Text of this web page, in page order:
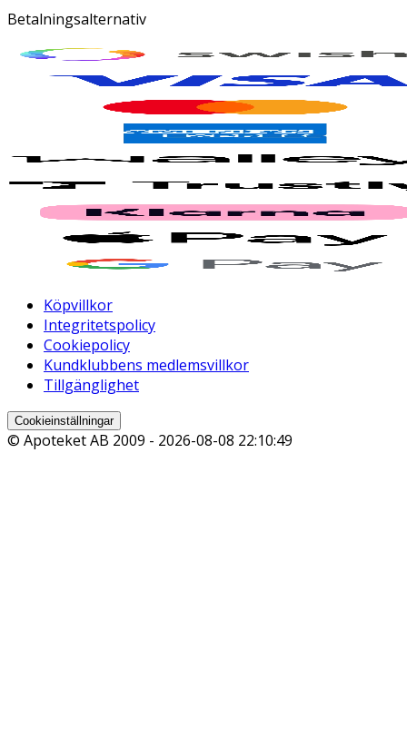
Betalningsalternativ
Köpvillkor
Integritetspolicy
Cookiepolicy
Kundklubbens medlemsvillkor
Tillgänglighet
Cookieinställningar
© Apoteket AB 2009 - 2026-08-08 22:10:49